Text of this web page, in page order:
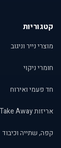
קטגוריות
מוצרי נייר וניגוב
חומרי ניקוי
חד פעמי ואירוח
אריזות Take Away
קפה, שתייה וכיבוד